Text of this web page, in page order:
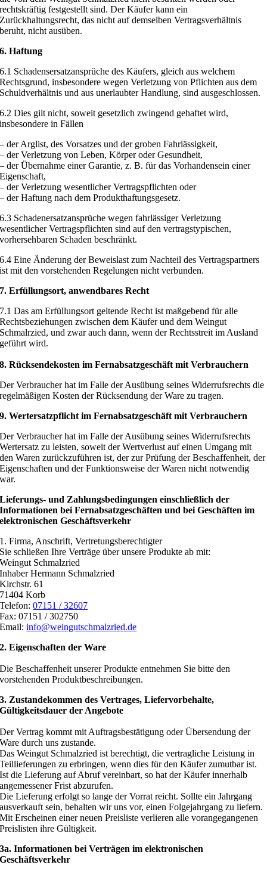
rechtskräftig festgestellt sind. Der Käufer kann ein
Zurückhaltungsrecht, das nicht auf demselben Vertragsverhältnis
beruht, nicht ausüben.
6. Haftung
6.1 Schadensersatzansprüche des Käufers, gleich aus welchem
Rechtsgrund, insbesondere wegen Verletzung von Pflichten aus dem
Schuldverhältnis und aus unerlaubter Handlung, sind ausgeschlossen.
6.2 Dies gilt nicht, soweit gesetzlich zwingend gehaftet wird,
insbesondere in Fällen
– der Arglist, des Vorsatzes und der groben Fahrlässigkeit,
– der Verletzung von Leben, Körper oder Gesundheit,
– der Übernahme einer Garantie, z. B. für das Vorhandensein einer
Eigenschaft,
– der Verletzung wesentlicher Vertragspflichten oder
– der Haftung nach dem Produkthaftungsgesetz.
6.3 Schadenersatzansprüche wegen fahrlässiger Verletzung
wesentlicher Vertragspflichten sind auf den vertragstypischen,
vorhersehbaren Schaden beschränkt.
6.4 Eine Änderung der Beweislast zum Nachteil des Vertragspartners
ist mit den vorstehenden Regelungen nicht verbunden.
7. Erfüllungsort, anwendbares Recht
7.1 Das am Erfüllungsort geltende Recht ist maßgebend für alle
Rechtsbeziehungen zwischen dem Käufer und dem Weingut
Schmalrzied, und zwar auch dann, wenn der Rechtsstreit im Ausland
geführt wird.
8. Rücksendekosten im Fernabsatzgeschäft mit Verbrauchern
Der Verbraucher hat im Falle der Ausübung seines Widerrufsrechts die
regelmäßigen Kosten der Rücksendung der Ware zu tragen.
9. Wertersatzpflicht im Fernabsatzgeschäft mit Verbrauchern
Der Verbraucher hat im Falle der Ausübung seines Widerrufsrechts
Wertersatz zu leisten, soweit der Wertverlust auf einen Umgang mit
den Waren zurückzuführen ist, der zur Prüfung der Beschaffenheit, der
Eigenschaften und der Funktionsweise der Waren nicht notwendig
war.
Lieferungs- und Zahlungsbedingungen einschließlich der
Informationen bei Fernabsatzgeschäften und bei Geschäften im
elektronischen Geschäftsverkehr
1. Firma, Anschrift, Vertretungsberechtigter
Sie schließen Ihre Verträge über unsere Produkte ab mit:
Weingut Schmalzried
Inhaber Hermann Schmalzried
Kirchstr. 61
71404 Korb
Telefon:07151 / 32607
Fax: 07151 / 302750
Email:info@weingutschmalzried.de
2. Eigenschaften der Ware
Die Beschaffenheit unserer Produkte entnehmen Sie bitte den
vorstehenden Produktbeschreibungen.
3. Zustandekommen des Vertrages, Liefervorbehalte,
Gültigkeitsdauer der Angebote
Der Vertrag kommt mit Auftragsbestätigung oder Übersendung der
Ware durch uns zustande.
Das Weingut Schmalzried ist berechtigt, die vertragliche Leistung in
Teillieferungen zu erbringen, wenn dies für den Käufer zumutbar ist.
Ist die Lieferung auf Abruf vereinbart, so hat der Käufer innerhalb
angemessener Frist abzurufen.
Die Lieferung erfolgt so lange der Vorrat reicht. Sollte ein Jahrgang
ausverkauft sein, behalten wir uns vor, einen Folgejahrgang zu liefern.
Mit Erscheinen einer neuen Preisliste verlieren alle vorangegangenen
Preislisten ihre Gültigkeit.
3a. Informationen bei Verträgen im elektronischen
Geschäftsverkehr